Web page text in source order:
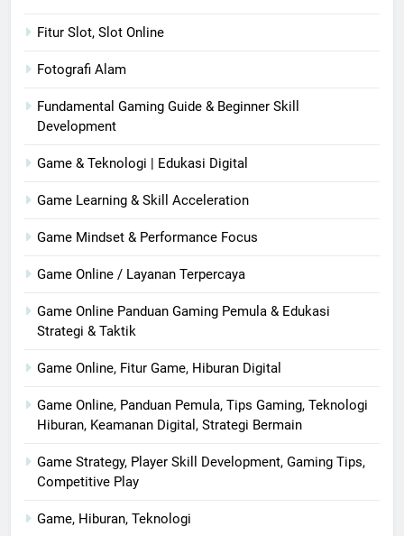
Fitur Slot, Slot Online
Fotografi Alam
Fundamental Gaming Guide & Beginner Skill
Development
Game & Teknologi | Edukasi Digital
Game Learning & Skill Acceleration
Game Mindset & Performance Focus
Game Online / Layanan Terpercaya
Game Online Panduan Gaming Pemula & Edukasi
Strategi & Taktik
Game Online, Fitur Game, Hiburan Digital
Game Online, Panduan Pemula, Tips Gaming, Teknologi
Hiburan, Keamanan Digital, Strategi Bermain
Game Strategy, Player Skill Development, Gaming Tips,
Competitive Play
Game, Hiburan, Teknologi